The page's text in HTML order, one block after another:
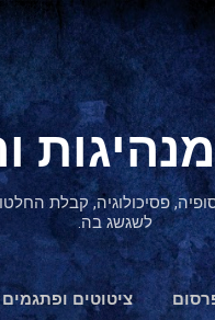
דילוג לתוכן הראשי
פסיכולוגיה, קבלת
לשגשג בה.
ציטוטים ופתגמים